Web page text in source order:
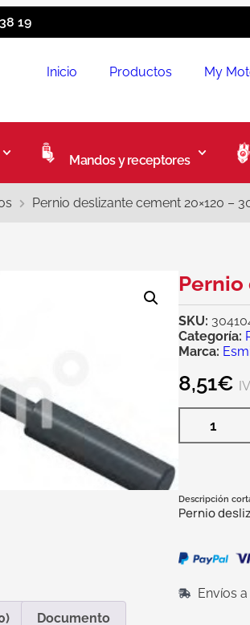
19
Inicio Productos My
Mandos y receptores
Pernio deslizante cement 20×120 –
Pernio
SKU:
Categoría:
Marca:
8,51€
Descripción
Pernio
Envíos
Documento